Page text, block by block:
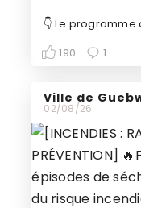
👇 Le programme
190
1
Ville de
02/08/26